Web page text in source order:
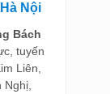
Nội
Bách
tuyến
Liên,